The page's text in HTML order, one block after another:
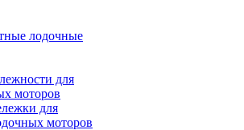
лодочные
для
моторов
для
моторов